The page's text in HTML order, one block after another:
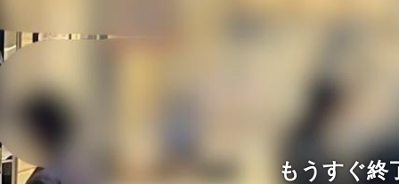
もうすぐ終